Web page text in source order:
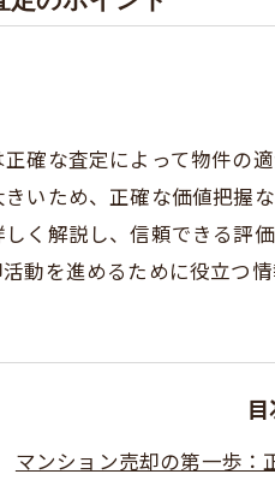
確な査定によって物件の
いため、正確な価値把握
く解説し、信頼できる評
動を進めるために役立つ情
マンション売却の第一歩：